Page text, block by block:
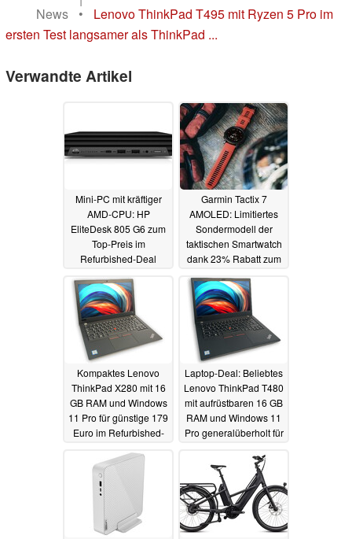
News
•
Lenovo ThinkPad T495 mit Ryzen 5 Pro im
ersten Test langsamer als ThinkPad ...
Verwandte Artikel
Mini-PC mit kräftiger
AMD-CPU: HP
EliteDesk 805 G6 zum
Top-Preis im
Refurbished-Deal
05.01.2025
Garmin Tactix 7
AMOLED: Limitiertes
Sondermodell der
taktischen Smartwatch
dank 23% Rabatt zum
Bestpreis
Kompaktes Lenovo
ThinkPad X280 mit 16
GB RAM und Windows
11 Pro für günstige 179
Euro im Refurbished-
Laptop-Deal: Beliebtes
Lenovo ThinkPad T480
mit aufrüstbaren 16 GB
RAM und Windows 11
Pro generalüberholt für